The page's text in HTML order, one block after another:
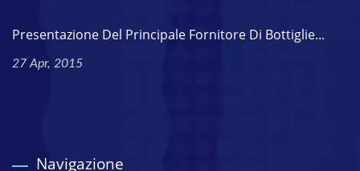
Presentazione Del Principale Fornitore Di Bottiglie...
27 Apr, 2015
Navigazione